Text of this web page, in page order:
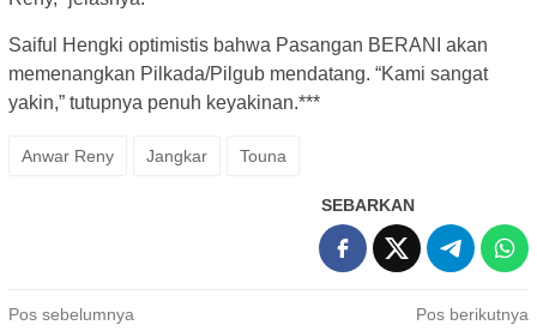
Saiful Hengki optimistis bahwa Pasangan BERANI akan
memenangkan Pilkada/Pilgub mendatang. “Kami sangat
yakin,” tutupnya penuh keyakinan.***
Anwar Reny Jangkar Touna
SEBARKAN
Navigasi
Pos sebelumnya
Pos berikutnya